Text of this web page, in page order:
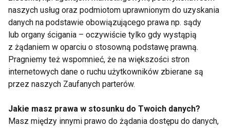
Rola białka w diecie
sportowca
Rola białka w
zrównoważonej diecie
naszych usług oraz podmiotom uprawnionym do uzyskania
danych na podstawie obowiązującego prawa np. sądy
lub organy ścigania – oczywiście tylko gdy wystąpią
z żądaniem w oparciu o stosowną podstawę prawną.
Pragniemy też wspomnieć, że na większości stron
internetowych dane o ruchu użytkowników zbierane są
przez naszych Zaufanych parterów.
Jakie masz prawa w stosunku do Twoich danych?
Masz między innymi prawo do żądania dostępu do danych,